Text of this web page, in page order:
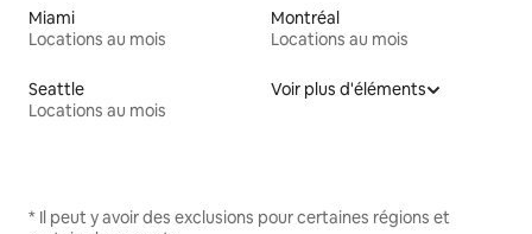
Miami
Locations au mois
Montréal
Locations au mois
Seattle
Locations au mois
Voir plus d'éléments
* Il peut y avoir des exclusions pour certaines régions et